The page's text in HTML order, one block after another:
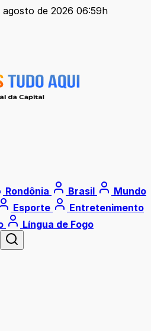
de 2026 06:59h
Rondônia Brasil
Mundo
Esporte
Entretenimento
Língua de Fogo